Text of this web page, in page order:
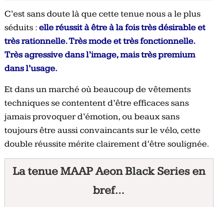
C’est sans doute là que cette tenue nous a le plus
séduits :elle réussit à être à la fois très désirable et
très rationnelle. Très mode et très fonctionnelle.
Très agressive dans l’image, mais très premium
dans l’usage.
Et dans un marché où beaucoup de vêtements
techniques se contentent d’être efficaces sans
jamais provoquer d’émotion, ou beaux sans
toujours être aussi convaincants sur le vélo, cette
double réussite mérite clairement d’être soulignée.
La tenue MAAP Aeon Black Series en
bref…